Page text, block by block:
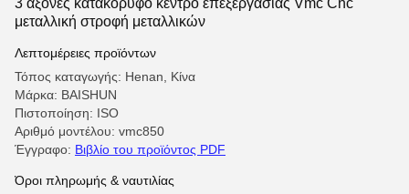
3 άξονες κατακόρυφο κέντρο επεξεργασίας Vmc Cnc
μεταλλική στροφή μεταλλικών
Λεπτομέρειες προϊόντων
Τόπος καταγωγής: Henan, Κίνα
Μάρκα: BAISHUN
Πιστοποίηση: ISO
Αριθμό μοντέλου: vmc850
Έγγραφο: Βιβλίο του προϊόντος PDF
Όροι πληρωμής & ναυτιλίας